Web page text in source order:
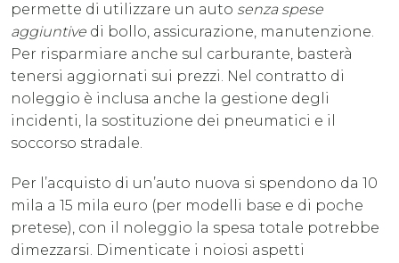
permette di utilizzare un auto senza spese
aggiuntive di bollo, assicurazione, manutenzione.
Per risparmiare anche sul carburante, basterà
tenersi aggiornati sui prezzi. Nel contratto di
noleggio è inclusa anche la gestione degli
incidenti, la sostituzione dei pneumatici e il
soccorso stradale.
Per l’acquisto di un’auto nuova si spendono da 10
mila a 15 mila euro (per modelli base e di poche
pretese), con il noleggio la spesa totale potrebbe
dimezzarsi. Dimenticate i noiosi aspetti